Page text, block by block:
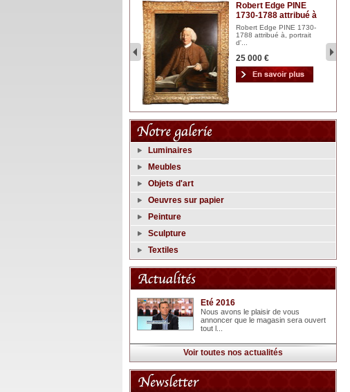
Robert Edge PINE
1730-1788 attribué à
Robert Edge PINE 1730-
1788 attribué à, portrait
d'...
25 000 €
Luminaires
Meubles
Objets d'art
Oeuvres sur papier
Peinture
Sculpture
Textiles
Eté 2016
Nous avons le plaisir de vous
annoncer que le magasin sera ouvert
tout l...
Voir toutes nos actualités